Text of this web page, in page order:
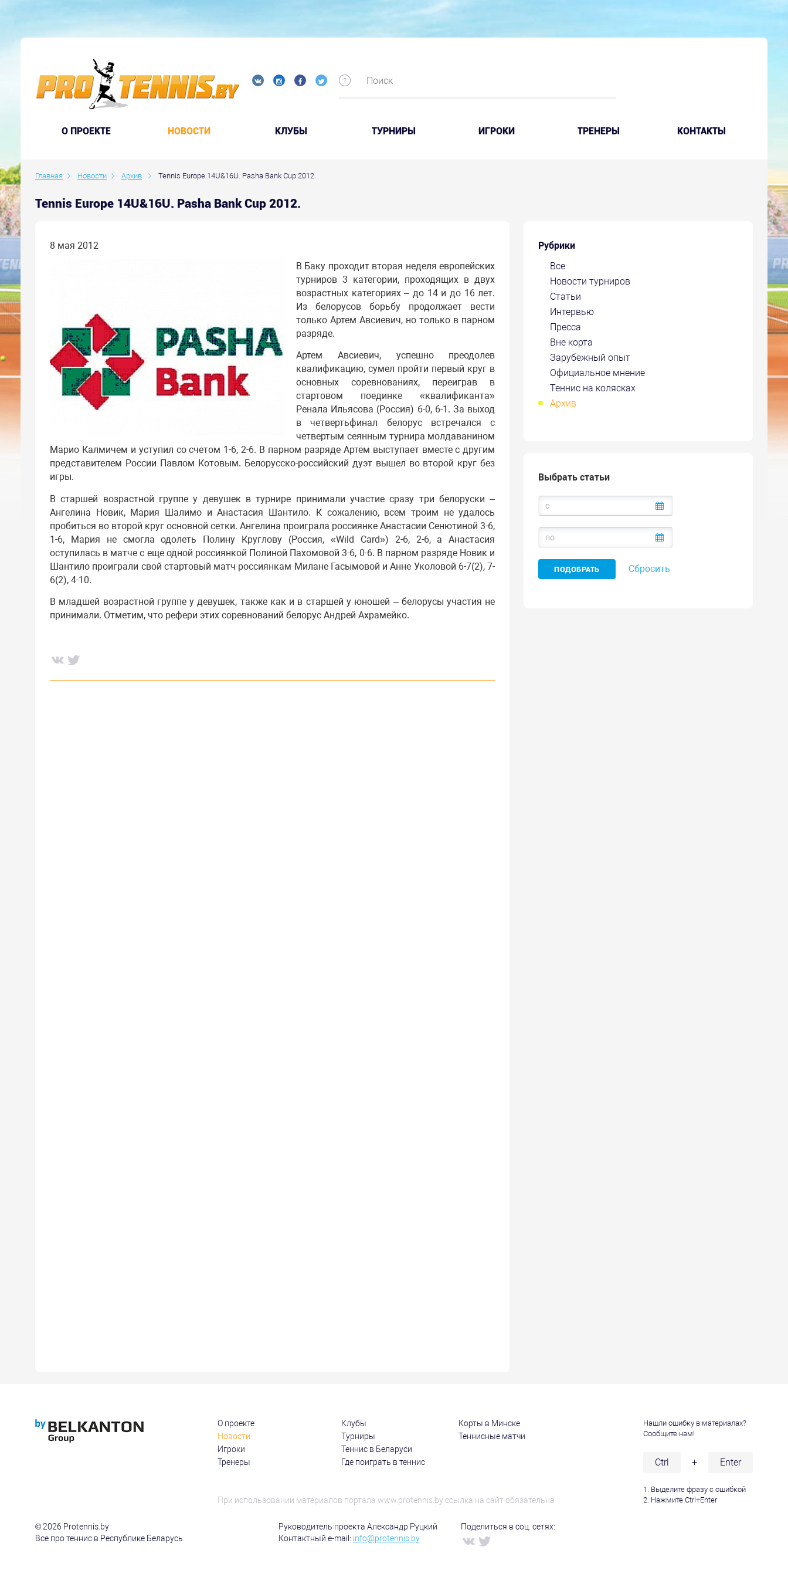
O ПРОЕКТЕ НОВОСТИ КЛУБЫ ТУРНИРЫ ИГРОКИ ТРЕНЕРЫ КОНТАКТЫ
Главная Новости Архив Tennis Europe 14U&16U. Pasha Bank Cup 2012.
Tennis Europe 14U&16U. Pasha Bank Cup 2012.
Рубрики
Все
Новости турниров
Статьи
Интервью
Пресса
Вне корта
Зарубежный опыт
Официальное мнение
Теннис на колясках
Архив
Выбрать статьи
Сбросить
8 мая 2012
В Баку проходит вторая неделя европейских
турниров 3 категории, проходящих в двух
возрастных категориях – до 14 и до 16 лет.
Из белорусов борьбу продолжает вести
только Артем Авсиевич, но только в парном
разряде.
Артем Авсиевич, успешно преодолев
квалификацию, сумел пройти первый круг в
основных соревнованиях, переиграв в
стартовом поединке «квалификанта»
Ренала Ильясова (Россия) 6-0, 6-1. За выход
в четвертьфинал белорус встречался с
четвертым сеянным турнира молдаванином
Марио Калмичем и уступил со счетом 1-6, 2-6. В парном разряде Артем выступает вместе с другим
представителем России Павлом Котовым. Белорусско-российский дуэт вышел во второй круг без
игры.
В старшей возрастной группе у девушек в турнире принимали участие сразу три белоруски –
Ангелина Новик, Мария Шалимо и Анастасия Шантило. К сожалению, всем троим не удалось
пробиться во второй круг основной сетки. Ангелина проиграла россиянке Анастасии Сенютиной 3-6,
1-6, Мария не смогла одолеть Полину Круглову (Россия, «Wild Card») 2-6, 2-6, а Анастасия
оступилась в матче с еще одной россиянкой Полиной Пахомовой 3-6, 0-6. В парном разряде Новик и
Шантило проиграли свой стартовый матч россиянкам Милане Гасымовой и Анне Уколовой 6-7(2), 7-
6(2), 4-10.
В младшей возрастной группе у девушек, также как и в старшей у юношей – белорусы участия не
принимали. Отметим, что рефери этих соревнований белорус Андрей Ахрамейко.
О проекте
Новости
Игроки
Тренеры
Клубы
Турниры
Теннис в Беларуси
Где поиграть в теннис
Корты в Минске
Теннисные матчи
При использовании материалов портала www.protennis.by ссылка на сайт обязательна
Нашли ошибку в материалах?
Сообщите нам!
Ctrl + Enter
1. Выделите фразу с ошибкой
2. Нажмите Ctrl+Enter
© 2026 Protennis.by
Все про теннис в Республике Беларусь
Руководитель проекта Александр Руцкий
Контактный e-mail: info@protennis.by
Поделиться в соц. сетях: